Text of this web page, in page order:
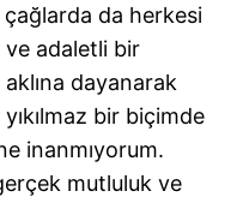
da herkesi
ve adaletli bir
dayanarak
bir biçimde
inanmıyorum.
mutluluk ve